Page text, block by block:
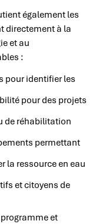
également les
directement à la
et au
:
pour identifier les
pour des projets
de réhabilitation
permettant
la ressource en eau
et citoyens de
et